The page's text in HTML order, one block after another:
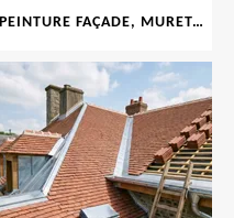
PEINTURE FAÇADE, MURET, TOITURE, BOISERIE, FERRONERIE, GOUTTIÈRE 69